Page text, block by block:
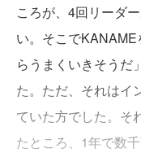
ころが、4回リーダ
い。そこで
らうまくいきそうだ
た。ただ、それはイ
ていた方でした。そ
たところ、1年で数